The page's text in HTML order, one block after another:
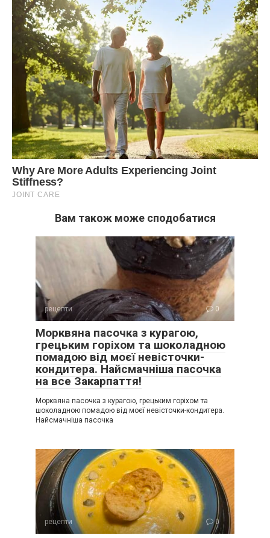
Вам також може сподобатися
рецепти 0
Морквяна пасочка з курагою,
грецьким горіхом та шоколадною
помадою від моєї невісточки-
кондитера. Найсмачніша пасочка
на все Закарпаття!
Морквяна пасочка з курагою, грецьким горіхом та
шоколадною помадою від моєї невісточки-кондитера.
Найсмачніша пасочка
рецепти 0